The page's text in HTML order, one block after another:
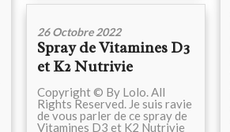
26 Octobre 2022
Spray de Vitamines D3
et K2 Nutrivie
Copyright © By Lolo. All
Rights Reserved. Je suis ravie
de vous parler de ce spray de
Vitamines D3 et K2 Nutrivie